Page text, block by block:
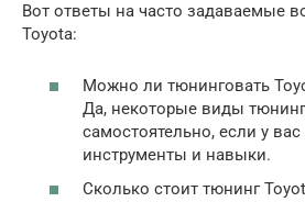
Вот ответы на часто задаваемые
Toyota:
Можно ли тюнинговать
Да, некоторые виды
самостоятельно, если у
инструменты и навыки.
Сколько стоит тюнинг